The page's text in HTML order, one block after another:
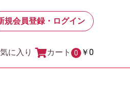
規会員登録・ログイン
に入り カート 0 ￥0